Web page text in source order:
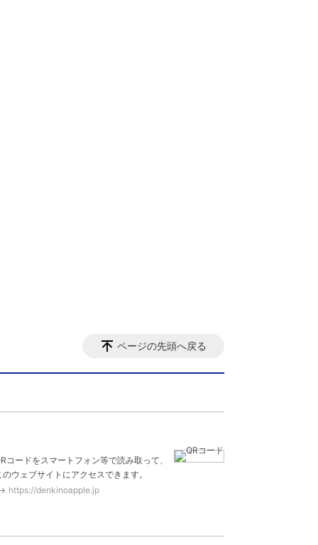
ページの先頭へ戻る
コードをスマートフォン等で読み取って、
のウェブサイトにアクセスできます。
https://denkinoapple.jp